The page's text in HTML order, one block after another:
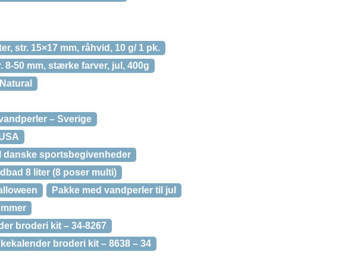
str. 15×17 mm, råhvid, 10 g/ 1 pk.
8-50 mm, stærke farver, jul, 400g
– Sverige
danske sportsbegivenheder
8 liter (8 poser multi)
Pakke med vandperler til jul
broderi kit – 34-8267
broderi kit – 8638 – 34